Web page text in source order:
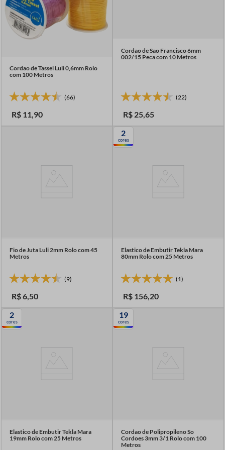
Cordao de Tassel Luli 0,6mm Rolo
com 100 Metros
(66)
R$ 11,90
Cordao de Sao Francisco 6mm
002/15 Peca com 10 Metros
(22)
R$ 25,65
Fio de Juta Luli 2mm Rolo com 45
Metros
(9)
R$6,50
2
cores
Elastico de Embutir Tekla Mara
80mm Rolo com 25 Metros
(1)
R$ 156,20
2
cores
Elastico de Embutir Tekla Mara
19mm Rolo com 25 Metros
19
cores
Cordao de Polipropileno So
Cordoes 3mm 3/1 Rolo com 100
Metros